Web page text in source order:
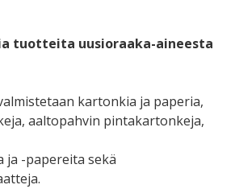
tuotteita uusioraaka-aineesta
kartonkia ja paperia,
aaltopahvin pintakartonkeja,
ja -papereita sekä